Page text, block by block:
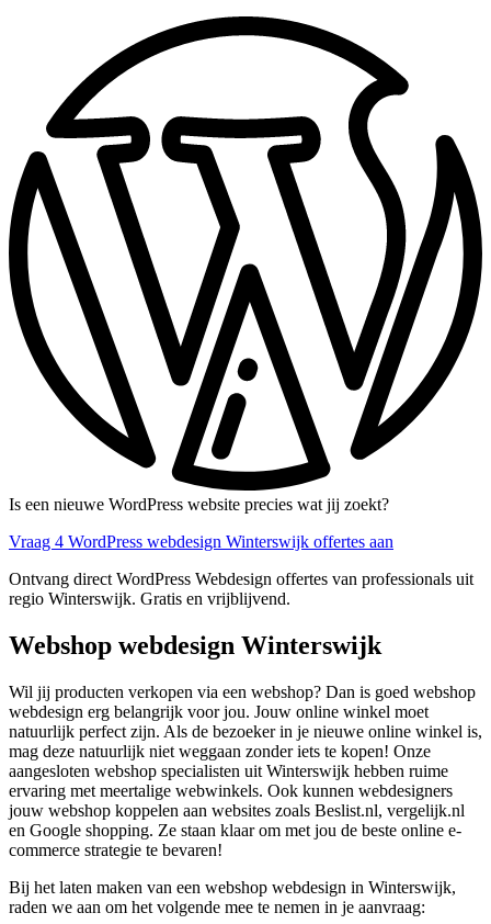
Is een nieuwe WordPress website precies wat jij zoekt?
Vraag 4 WordPress webdesign Winterswijk offertes aan
Ontvang direct WordPress Webdesign offertes van professionals uit
regio Winterswijk. Gratis en vrijblijvend.
Webshop webdesign Winterswijk
Wil jij producten verkopen via een webshop? Dan is goed webshop
webdesign erg belangrijk voor jou. Jouw online winkel moet
natuurlijk perfect zijn. Als de bezoeker in je nieuwe online winkel is,
mag deze natuurlijk niet weggaan zonder iets te kopen! Onze
aangesloten webshop specialisten uit Winterswijk hebben ruime
ervaring met meertalige webwinkels. Ook kunnen webdesigners
jouw webshop koppelen aan websites zoals Beslist.nl, vergelijk.nl
en Google shopping. Ze staan klaar om met jou de beste online e-
commerce strategie te bevaren!
Bij het laten maken van een webshop webdesign in Winterswijk,
raden we aan om het volgende mee te nemen in je aanvraag: